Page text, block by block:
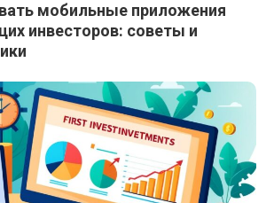
мобильные приложения
инвесторов: советы и